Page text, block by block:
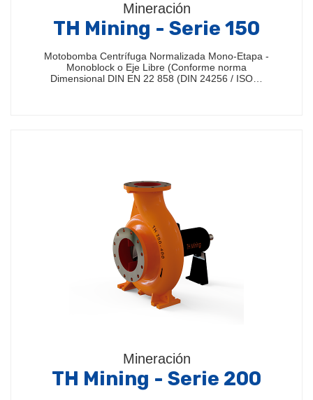
Mineración
TH Mining - Serie 150
Motobomba Centrífuga Normalizada Mono-Etapa -
Monoblock o Eje Libre (Conforme norma
Dimensional DIN EN 22 858 (DIN 24256 / ISO…
Mineración
TH Mining - Serie 200